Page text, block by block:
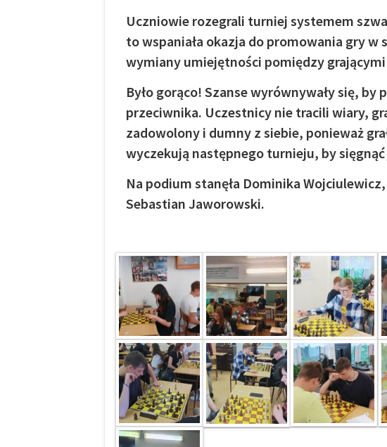
Uczniowie rozegrali turniej systemem
to wspaniała okazja do promowania gry
wymiany umiejętności pomiędzy
Było gorąco! Szanse wyrównywały się,
przeciwnika. Uczestnicy nie tracili wiary,
zadowolony i dumny z siebie, ponieważ
wyczekują następnego turnieju, by
Na podium stanęła Dominika
Sebastian Jaworowski.